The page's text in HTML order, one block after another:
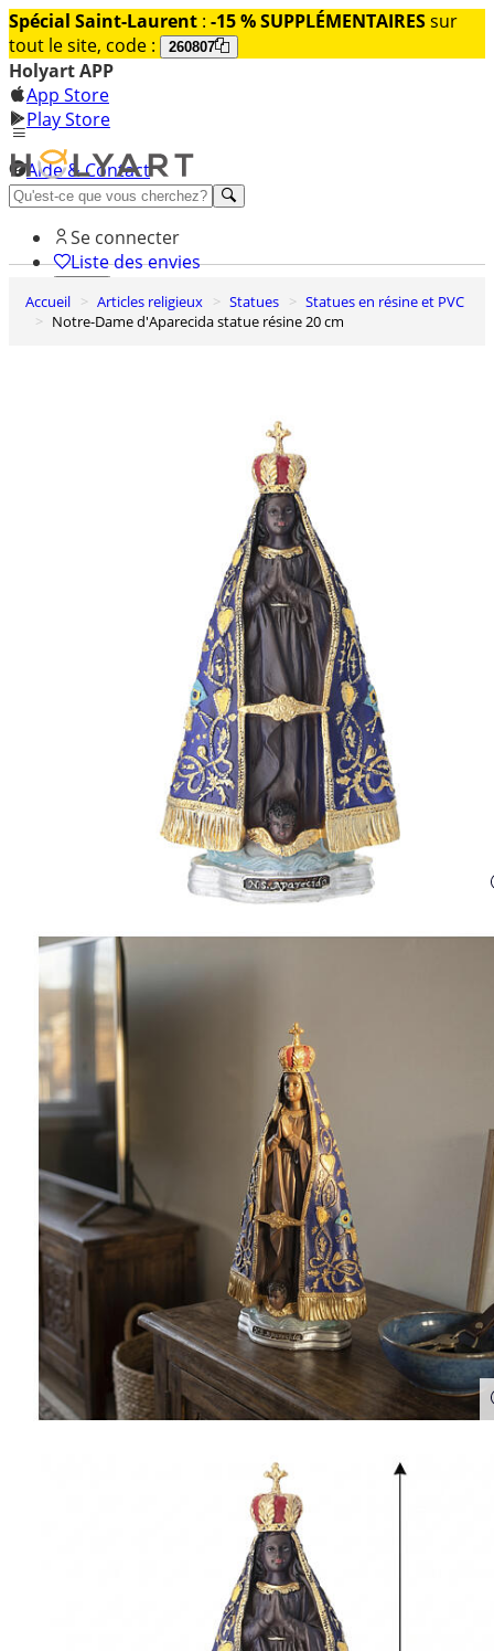
Spécial Saint-Laurent : -15 % SUPPLÉMENTAIRESsur
tout le site, code :
260807
Holyart APP
App Store
Play Store
Aide & Contact
Découvrez Premium
Se connecter
Liste des envies
0
Panier
Accueil Articles religieux Statues
Statues en résine et PVC
Notre-Dame d'Aparecida statue résine 20 cm